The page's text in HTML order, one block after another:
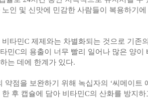
인 및 신맛에 민감한 사람들이 복용하기
타민C 제제와는 차별화되는 것으로 기존
민C의 용출이 너무 빨리 일어나 많은 양이
는 데에 한계가 있다.
약점을 보완하기 위해 녹십자의 ‘씨메이트
후 캡슐에 담아 비타민C의 산화를 방지